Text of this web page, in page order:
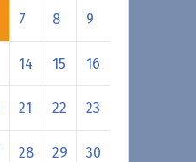
7 8 9
14 15 16
21 22 23
28 29 30